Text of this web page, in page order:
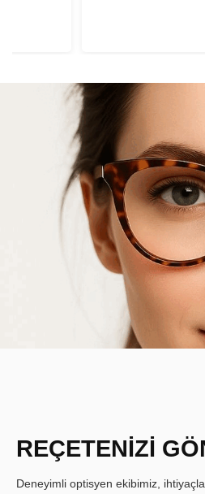
REÇETENİZİ
Deneyimli optisyen ekibimiz,